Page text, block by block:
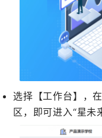
选择【工作台】，
区，即可进入“星未